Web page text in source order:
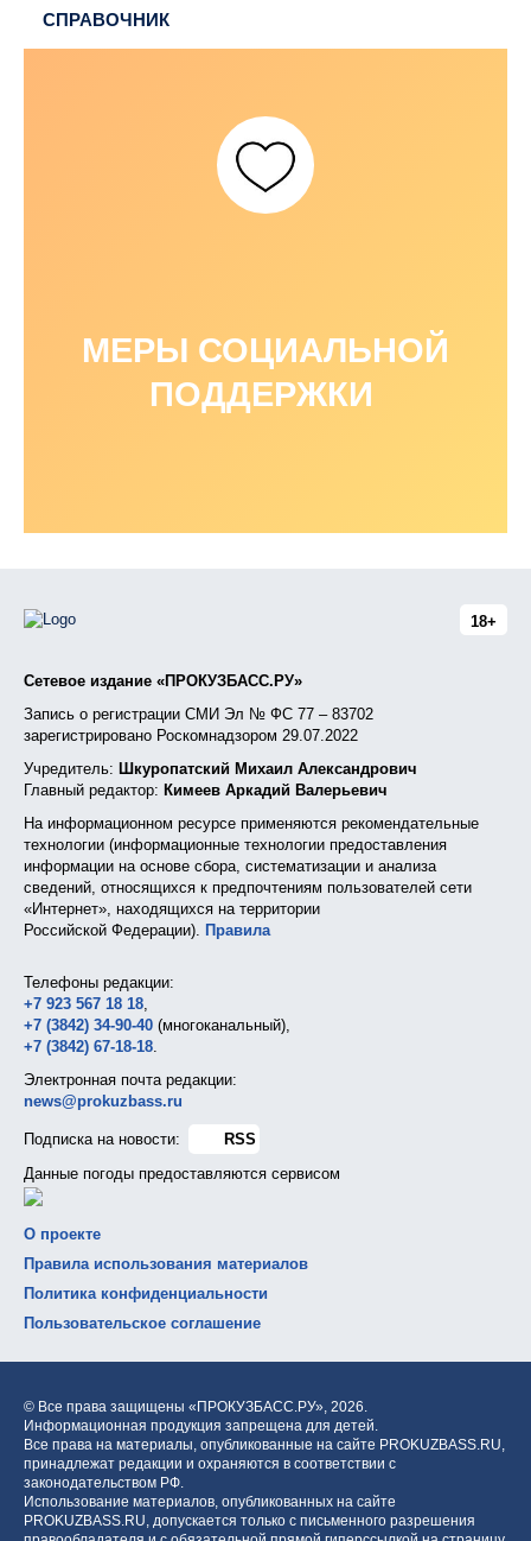
СПРАВОЧНИК
МЕРЫ СОЦИАЛЬНОЙ
ПОДДЕРЖКИ
18+
Сетевое издание «ПРОКУЗБАСС.РУ»
Запись о регистрации СМИ Эл № ФС 77 – 83702
зарегистрировано Роскомнадзором 29.07.2022
Учредитель: Шкуропатский Михаил Александрович
Главный редактор: Кимеев Аркадий Валерьевич
На информационном ресурсе применяются рекомендательные
технологии (информационные технологии предоставления
информации на основе сбора, систематизации и анализа
сведений, относящихся к предпочтениям пользователей сети
«Интернет», находящихся на территории
Российской Федерации). Правила
Телефоны редакции:
+7 923 567 18 18,
+7 (3842) 34-90-40 (многоканальный),
+7 (3842) 67-18-18.
Электронная почта редакции:
news@prokuzbass.ru
Подписка на новости:
RSS
Данные погоды предоставляются сервисом
О проекте
Правила использования материалов
Политика конфиденциальности
Пользовательское соглашение
© Все права защищены «ПРОКУЗБАСС.РУ», 2026.
Информационная продукция запрещена для детей.
Все права на материалы, опубликованные на сайте PROKUZBASS.RU,
принадлежат редакции и охраняются в соответствии с
законодательством РФ.
Использование материалов, опубликованных на сайте
PROKUZBASS.RU, допускается только с письменного разрешения